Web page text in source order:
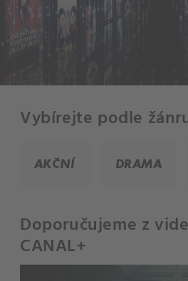
Vybírejte podle
AKČNÍ DRAMA
Doporučujeme z
CANAL+